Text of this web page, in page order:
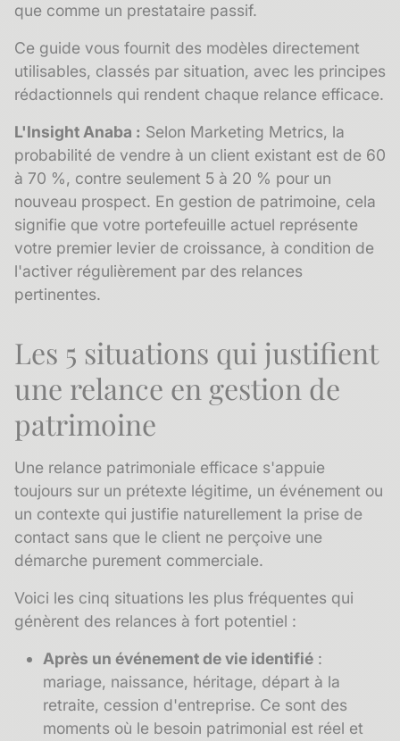
que comme un prestataire passif.
Ce guide vous fournit des modèles directement
utilisables, classés par situation, avec les principes
rédactionnels qui rendent chaque relance efficace.
L'Insight Anaba : Selon Marketing Metrics, la
probabilité de vendre à un client existant est de 60
à 70 %, contre seulement 5 à 20 % pour un
nouveau prospect. En gestion de patrimoine, cela
signifie que votre portefeuille actuel représente
votre premier levier de croissance, à condition de
l'activer régulièrement par des relances
pertinentes.
Les 5 situations qui justifient
une relance en gestion de
patrimoine
Une relance patrimoniale efficace s'appuie
toujours sur un prétexte légitime, un événement ou
un contexte qui justifie naturellement la prise de
contact sans que le client ne perçoive une
démarche purement commerciale.
Voici les cinq situations les plus fréquentes qui
génèrent des relances à fort potentiel :
Après un événement de vie identifié :
mariage, naissance, héritage, départ à la
retraite, cession d'entreprise. Ce sont des
moments où le besoin patrimonial est réel et